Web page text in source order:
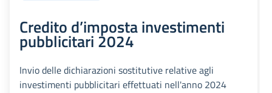
Credito d’imposta investimenti
pubblicitari 2024
Invio delle dichiarazioni sostitutive relative agli
investimenti pubblicitari effettuati nell'anno 2024